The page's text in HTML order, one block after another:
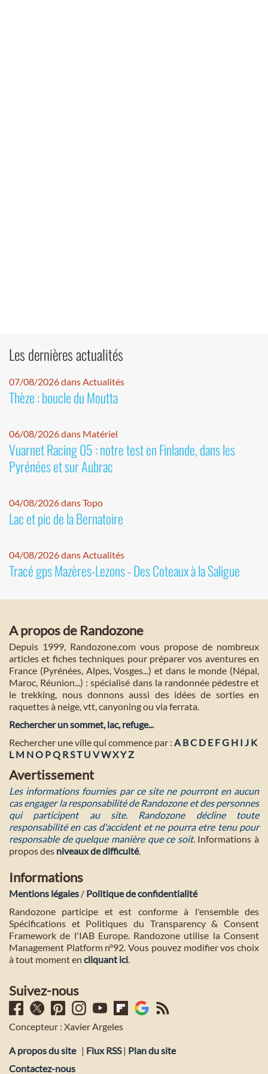
Les dernières actualités
07/08/2026 dans Actualités
Thèze : boucle du Moutta
06/08/2026 dans Matériel
Vuarnet Racing 05 : notre test en Finlande, dans les
Pyrénées et sur Aubrac
04/08/2026 dans Topo
Lac et pic de la Bernatoire
04/08/2026 dans Actualités
Tracé gps Mazères-Lezons - Des Coteaux à la Saligue
A propos de Randozone
Depuis 1999, Randozone.com vous propose de nombreux
articles et fiches techniques pour préparer vos aventures en
France (Pyrénées, Alpes, Vosges...) et dans le monde (Népal,
Maroc, Réunion...) : spécialisé dans la randonnée pédestre et
le trekking, nous donnons aussi des idées de sorties en
raquettes à neige, vtt, canyoning ou via ferrata.
Rechercher un sommet, lac, refuge...
Rechercher une ville qui commence par : A BC D E FG H I J K
L M NO PQ RST U VWXYZ
Avertissement
Les informations fournies par ce site ne pourront en aucun
cas engager la responsabilité de Randozone et des personnes
qui participent au site. Randozone décline toute
responsabilité en cas d'accident et ne pourra etre tenu pour
responsable de quelque manière que ce soit. Informations à
propos des niveaux de difficulté.
Informations
Mentions légales / Politique de confidentialité
Randozone participe et est conforme à l'ensemble des
Spécifications et Politiques du Transparency & Consent
Framework de l'IAB Europe. Randozone utilise la Consent
Management Platform n°92. Vous pouvez modifier vos choix
à tout moment en cliquant ici.
Suivez-nous
Concepteur : Xavier Argeles
A propos du site | Flux RSS| Plan du site
Contactez-nous